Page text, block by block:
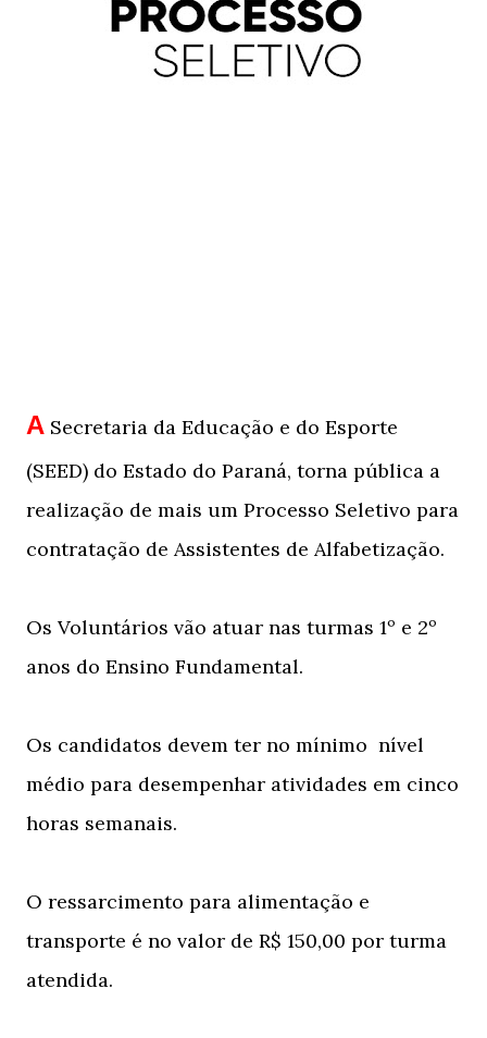
A Secretaria da Educação e do Esporte
(SEED) do Estado do Paraná, torna pública a
realização de mais um Processo Seletivo para
contratação de Assistentes de Alfabetização.
Os Voluntários vão atuar nas turmas 1º e 2º
anos do Ensino Fundamental.
Os candidatos devem ter no mínimo nível
médio para desempenhar atividades em cinco
horas semanais.
O ressarcimento para alimentação e
transporte é no valor de R$ 150,00 por turma
atendida.